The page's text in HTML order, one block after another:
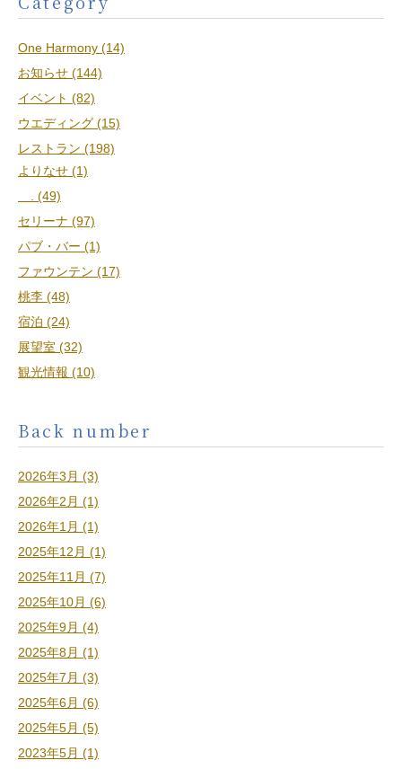
One Harmony (14)
お知らせ (144)
イベント (82)
ウエディング (15)
レストラン (198)
よりなせ (1)
. (49)
セリーナ (97)
パブ・バー (1)
ファウンテン (17)
桃李 (48)
宿泊 (24)
展望室 (32)
観光情報 (10)
Back number
2026年3月 (3)
2026年2月 (1)
2026年1月 (1)
2025年12月 (1)
2025年11月 (7)
2025年10月 (6)
2025年9月 (4)
2025年8月 (1)
2025年7月 (3)
2025年6月 (6)
2025年5月 (5)
2023年5月 (1)